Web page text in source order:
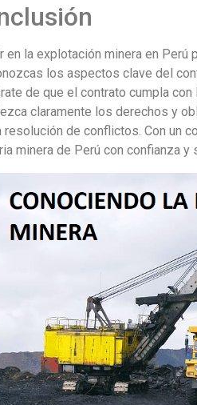
en la explotación minera en Perú
los aspectos clave del
de que el contrato cumpla
claramente los derechos y
resolución de conflictos. Con un
minera de Perú con confianza y